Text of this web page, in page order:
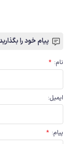
پیام خود را
نام:
*
ایمیل:
پیام:
*